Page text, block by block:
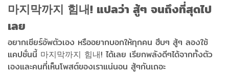
마지막까지 힘내! แปลว่า สู้ๆ จนถึงที่สุดไป
เลย
อยากเชียร์อัพตัวเอง หรืออยากบอกให้ทุกคน ฮึบๆ สู้ๆ ลองใช้
แคปชั่นนี้ 마지막까지 힘내! ได้เลย เรียกพลังดีๆได้จากทั้งตัว
เองและคนที่เห็นโพสต์ของเราแน่นอน สู้ๆกันเถอะ